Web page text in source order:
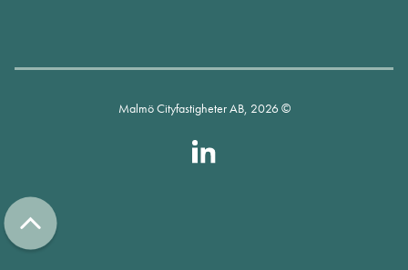
Malmö Cityfastigheter AB, 2026 ©